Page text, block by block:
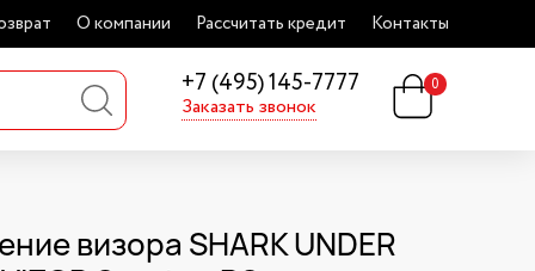
О компании Рассчитать кредит Контакты
+7 (495) 145-7777
Заказать звонок
0
визора SHARK UNDER